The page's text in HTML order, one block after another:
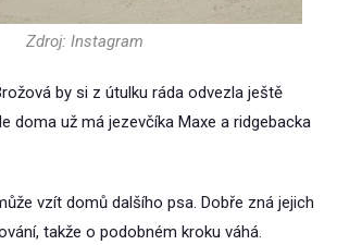
Zdroj: Instagram
by si z útulku ráda odvezla ještě
doma už má jezevčíka Maxe a ridgebacka
vzít domů dalšího psa. Dobře zná jejich
takže o podobném kroku váhá.